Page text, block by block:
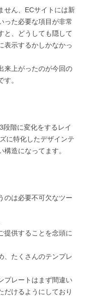
せん、ECサイトには新
った必要な項目が非常
と、どうしても隠して
表示するかしかなかっ
来上がったのが今回の
。
階に変化をするレイ
に特化したデザインテ
造になってます。
のは必要不可欠なツー
提供することを念頭に
、たくさんのテンプレ
プレートはまず間違い
だけるようにしており